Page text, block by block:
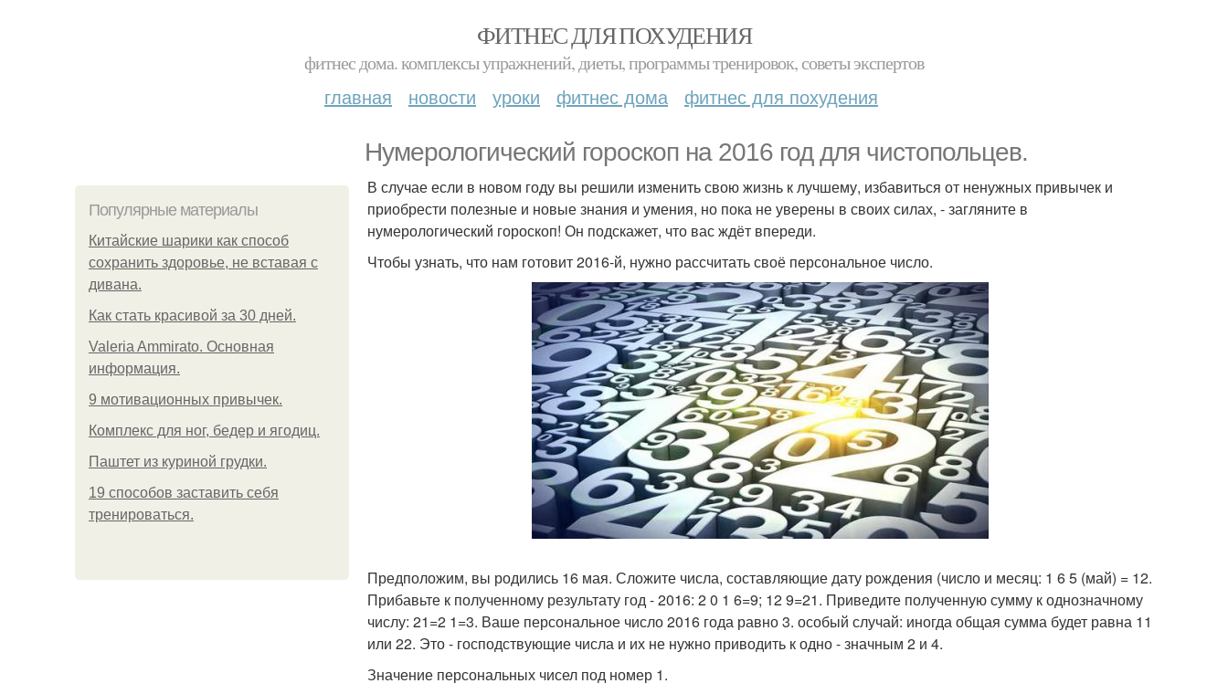
ФИТНЕС ДЛЯ ПОХУДЕНИЯ
фитнес дома. комплексы упражнений, диеты, программы тренировок, советы экспертов
главная новости уроки фитнес дома фитнес для похудения
Нумерологический гороскоп на 2016 год для чистопольцев.
Популярные материалы
Китайские шарики как способ
сохранить здоровье, не вставая с
дивана.
Как стать красивой за 30 дней.
Valeria Ammirato. Основная
информация.
9 мотивационных привычек.
Комплекс для ног, бедер и ягодиц.
Паштет из куриной грудки.
19 способов заставить себя
тренироваться.
В случае если в новом году вы решили изменить свою жизнь к лучшему, избавиться от ненужных привычек и
приобрести полезные и новые знания и умения, но пока не уверены в своих силах, - загляните в
нумерологический гороскоп! Он подскажет, что вас ждёт впереди.
Чтобы узнать, что нам готовит 2016-й, нужно рассчитать своё персональное число.
Предположим, вы родились 16 мая. Сложите числа, составляющие дату рождения (число и месяц: 1 6 5 (май) = 12.
Прибавьте к полученному результату год - 2016: 2 0 1 6=9; 12 9=21. Приведите полученную сумму к однозначному
числу: 21=2 1=3. Ваше персональное число 2016 года равно 3. особый случай: иногда общая сумма будет равна 11
или 22. Это - господствующие числа и их не нужно приводить к одно - значным 2 и 4.
Значение персональных чисел под номер 1.